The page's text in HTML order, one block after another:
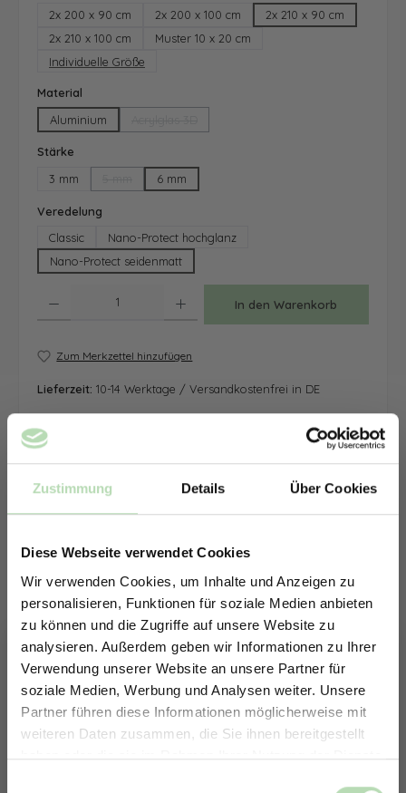
Zustimmung Details Über Cookies
Diese Webseite verwendet Cookies
Wir verwenden Cookies, um Inhalte und Anzeigen zu
personalisieren, Funktionen für soziale Medien anbieten
zu können und die Zugriffe auf unsere Website zu
analysieren. Außerdem geben wir Informationen zu Ihrer
Verwendung unserer Website an unsere Partner für
soziale Medien, Werbung und Analysen weiter. Unsere
Partner führen diese Informationen möglicherweise mit
weiteren Daten zusammen, die Sie ihnen bereitgestellt
haben oder die sie im Rahmen Ihrer Nutzung der Dienste
2x 200 x 90 cm
2x 200 x 100 cm
2x 210 x 90 cm
2x 210 x 100 cm
Muster 10 x 20 cm
Individuelle Größe
Material
Aluminium
Stärke
3 mm
(Diese Option ist zurzeit nicht verfügbar.)
6 mm
Veredelung
Classic
Nano-Protect hochglanz
Nano-Protect seidenmatt
In den Warenkorb
Zum Merkzettel hinzufügen
Lieferzeit: 10-14 Werktage / Versandkostenfrei in DE
ERHALTE 5% RABATT AUF
DEINE RÜCKWÄNDE